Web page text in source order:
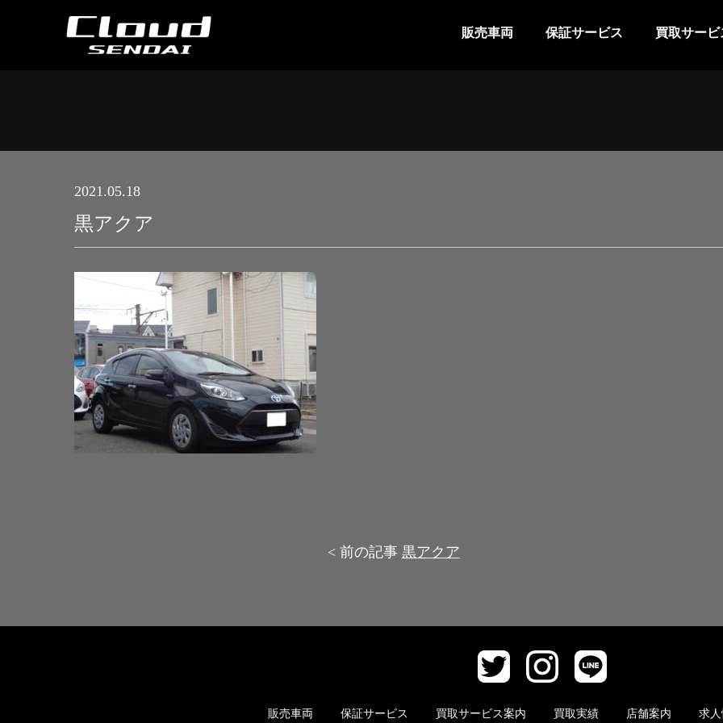
販売車両 保証サービス 買取サービ
2021.05.18
黒アクア
< 前の記事 黒アクア
販売車両 保証サービス 買取サービス案内 買取実績 店舗案内 求